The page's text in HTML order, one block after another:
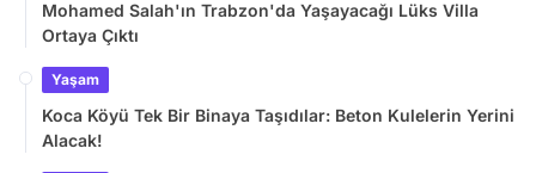
Mohamed Salah'ın Trabzon'da Yaşayacağı Lüks Villa
Ortaya Çıktı
Yaşam
Koca Köyü Tek Bir Binaya Taşıdılar: Beton Kulelerin Yerini
Alacak!